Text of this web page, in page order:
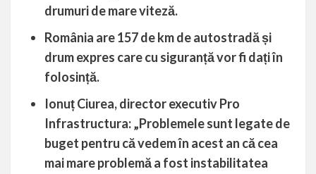
drumuri de mare viteză.
România are 157 de km de autostradă și
drum expres care cu siguranță vor fi dați în
folosință.
Ionuț Ciurea, director executiv Pro
Infrastructura: „Problemele sunt legate de
buget pentru că vedem în acest an că cea
mai mare problemă a fost instabilitatea